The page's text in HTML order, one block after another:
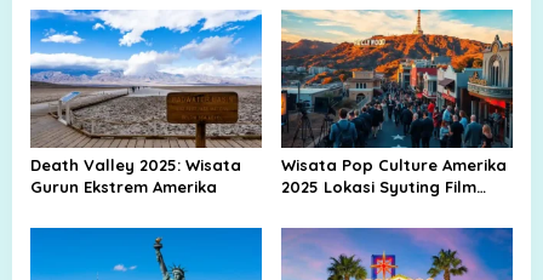
Peradaban Kuno
Death Valley 2025: Wisata
Gurun Ekstrem Amerika
Wisata Pop Culture Amerika
2025 Lokasi Syuting Film